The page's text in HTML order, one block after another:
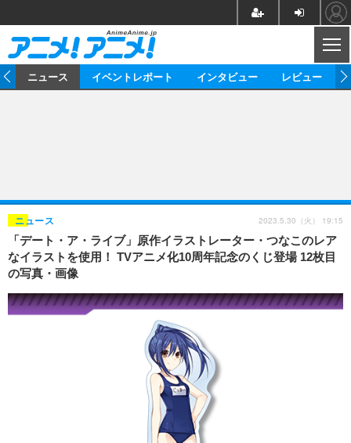
ゲーム グッズ
イベント
海外イベント ビジネス
俳優・タレント アーティスト
ビジネス
アニメ 実写
書評
ゲーム 座談会
動画
アニメ
アニメ！アニメ！TV ABEMA Cafe
連載・コラム
ニュース イベントレポート インタビュー レビュー
「デート・ア・ライブ」原作イラストレーター・つなこのレア
なイラストを使用！ TVアニメ化10周年記念のくじ登場 12枚目
の写真・画像
ニュース 2023.5.30（火） 19:15